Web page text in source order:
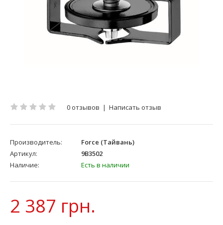
0 отзывов | Написать отзыв
Производитель:
Force (Тайвань)
Артикул:
9B3502
Наличие:
Есть в наличии
2 387 грн.